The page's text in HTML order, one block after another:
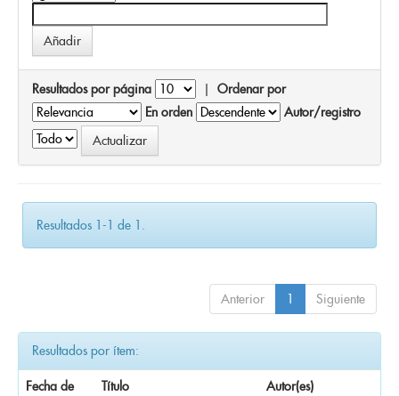
Resultados por página | Ordenar por
En orden
Autor/registro
Resultados 1-1 de 1.
Anterior 1 Siguiente
Resultados por ítem:
Fecha de
Título Autor(es)